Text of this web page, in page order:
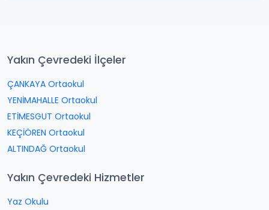
Yakın Çevredeki İlçeler
ÇANKAYA Ortaokul
YENİMAHALLE Ortaokul
ETİMESGUT Ortaokul
KEÇİÖREN Ortaokul
ALTINDAĞ Ortaokul
Yakın Çevredeki Hizmetler
Yaz Okulu